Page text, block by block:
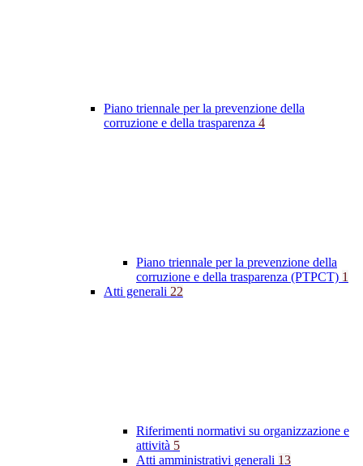
Piano triennale per la prevenzione della
corruzione e della trasparenza 4
Piano triennale per la prevenzione della
corruzione e della trasparenza (PTPCT) 1
Atti generali 22
Riferimenti normativi su organizzazione e
attività 5
Atti amministrativi generali 13